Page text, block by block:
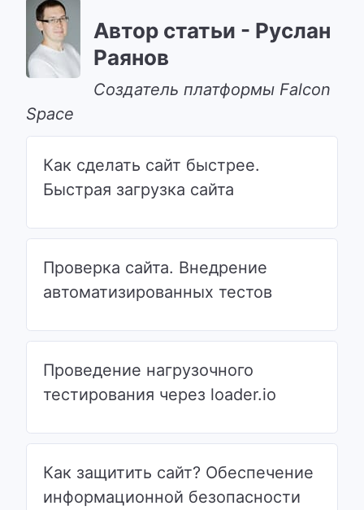
Автор статьи - Руслан
Раянов
Cоздатель платформы Falcon
Space
Как сделать сайт быстрее.
Быстрая загрузка сайта
Проверка сайта. Внедрение
автоматизированных тестов
Проведение нагрузочного
тестирования через loader.io
Как защитить сайт? Обеспечение
информационной безопасности